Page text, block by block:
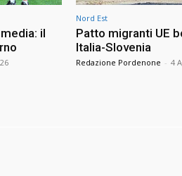
il
Nord Est
Patto migranti UE
Italia-Slovenia
Redazione Pordenone - 4